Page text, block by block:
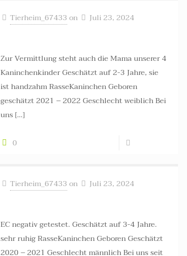
Tierheim_67433on
Juli 23, 2024
Zur Vermittlung steht auch die Mama unserer 4
Kaninchenkinder Geschätzt auf 2-3 Jahre, sie
ist handzahm RasseKaninchen Geboren
geschätzt 2021 – 2022 Geschlecht weiblich Bei
uns[…]
0
Tierheim_67433on
Juli 23, 2024
EC negativ getestet. Geschätzt auf 3-4 Jahre.
sehr ruhig RasseKaninchen Geboren Geschätzt
2020 – 2021 Geschlecht männlich Bei uns seit